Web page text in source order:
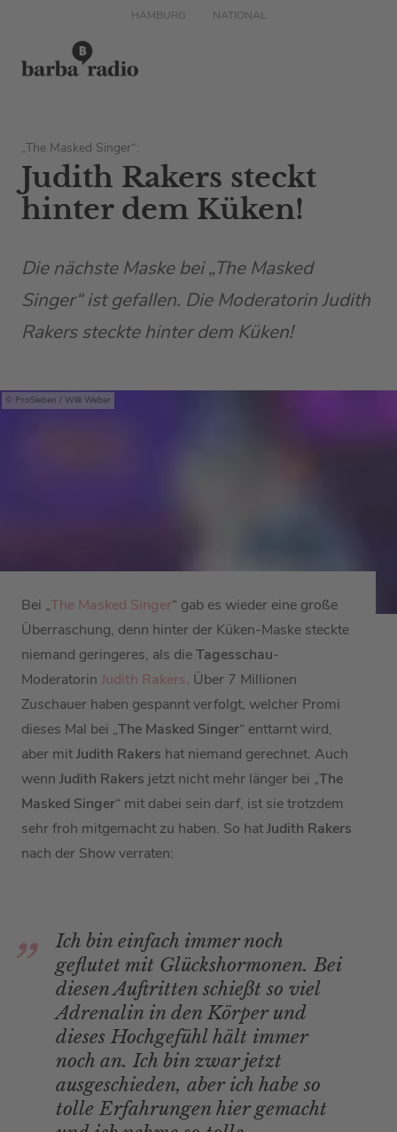
HAMBURG NATIONAL
„The Masked Singer“:
Judith Rakers steckt
hinter dem Küken!
Die nächste Maske bei „The Masked
Singer“ ist gefallen. Die Moderatorin Judith
Rakers steckte hinter dem Küken!
ProSieben / Willi Weber
Bei „The Masked Singer“ gab es wieder eine große
Überraschung, denn hinter der Küken-Maske steckte
niemand geringeres, als dieTagesschau-
Moderatorin Judith Rakers. Über 7 Millionen
Zuschauer haben gespannt verfolgt, welcher Promi
dieses Mal bei „The Masked Singer“ enttarnt wird,
aber mitJudith Rakers hat niemand gerechnet. Auch
wenn Judith Rakers jetzt nicht mehr länger bei „The
Masked Singer“ mit dabei sein darf, ist sie trotzdem
sehr froh mitgemacht zu haben. So hatJudith Rakers
nach der Show verraten:
Ich bin einfach immer noch
geflutet mit Glückshormonen. Bei
diesen Auftritten schießt so viel
Adrenalin in den Körper und
dieses Hochgefühl hält immer
noch an. Ich bin zwar jetzt
ausgeschieden, aber ich habe so
tolle Erfahrungen hier gemacht